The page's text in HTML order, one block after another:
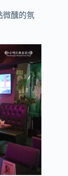
微醺的氛